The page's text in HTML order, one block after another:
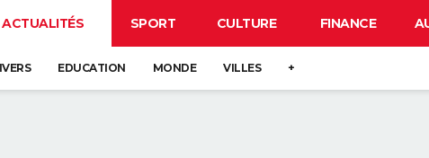
ACTUALITÉS SPORT CULTURE FINANCE
EDUCATION MONDE VILLES +